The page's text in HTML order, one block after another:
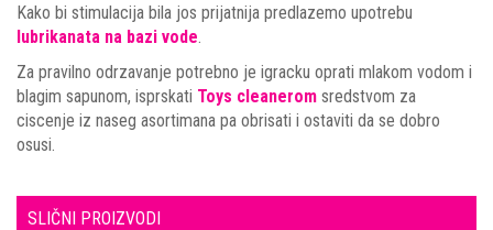
Kako bi stimulacija bila jos prijatnija predlazemo upotrebu
lubrikanata na bazi vode
Za pravilno odrzavanje potrebno je igracku oprati mlakom vodom i
blagim sapunom, isprskati Toys cleanerom sredstvom za
ciscenje iz naseg asortimana pa obrisati i ostaviti da se dobro
osusi.
SLIČNI PROIZVODI